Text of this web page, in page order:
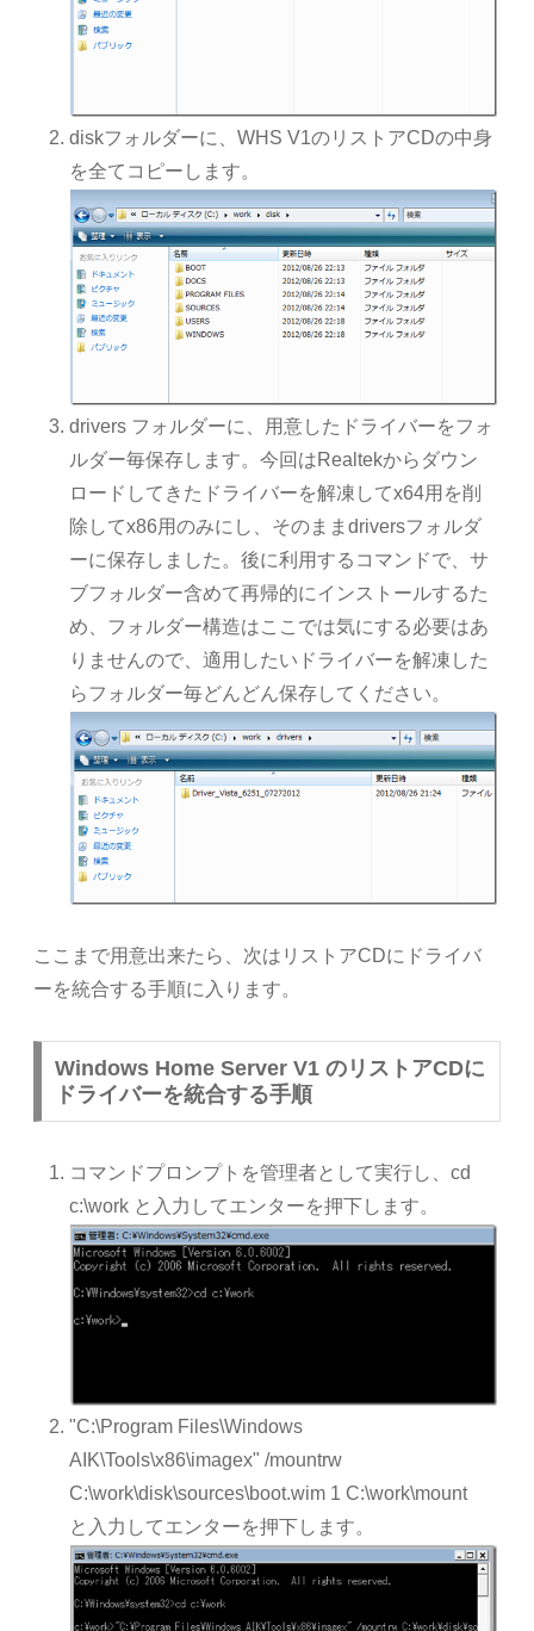
diskフォルダーに、WHS V1のリストアCDの中身
を全てコピーします。
drivers フォルダーに、用意したドライバーをフォ
ルダー毎保存します。今回はRealtekからダウン
ロードしてきたドライバーを解凍してx64用を削
除してx86用のみにし、そのままdriversフォルダ
ーに保存しました。後に利用するコマンドで、サ
ブフォルダー含めて再帰的にインストールするた
め、フォルダー構造はここでは気にする必要はあ
りませんので、適用したいドライバーを解凍した
らフォルダー毎どんどん保存してください。
ここまで用意出来たら、次はリストアCDにドライバ
ーを統合する手順に入ります。
Windows Home Server V1 のリストアCDに
ドライバーを統合する手順
コマンドプロンプトを管理者として実行し、cd
c:\work と入力してエンターを押下します。
"C:\Program Files\Windows
AIK\Tools\x86\imagex" /mountrw
C:\work\disk\sources\boot.wim 1 C:\work\mount
と入力してエンターを押下します。